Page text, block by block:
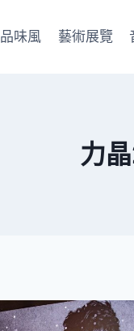
品味風 藝術展覽
力